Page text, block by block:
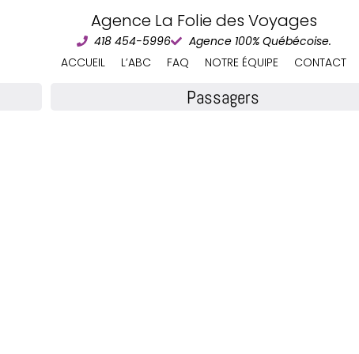
Agence La Folie des Voyages
418 454-5996
Agence 100% Québécoise.
ACCUEIL
L’ABC FAQ NOTRE ÉQUIPE CONTACT
Passagers